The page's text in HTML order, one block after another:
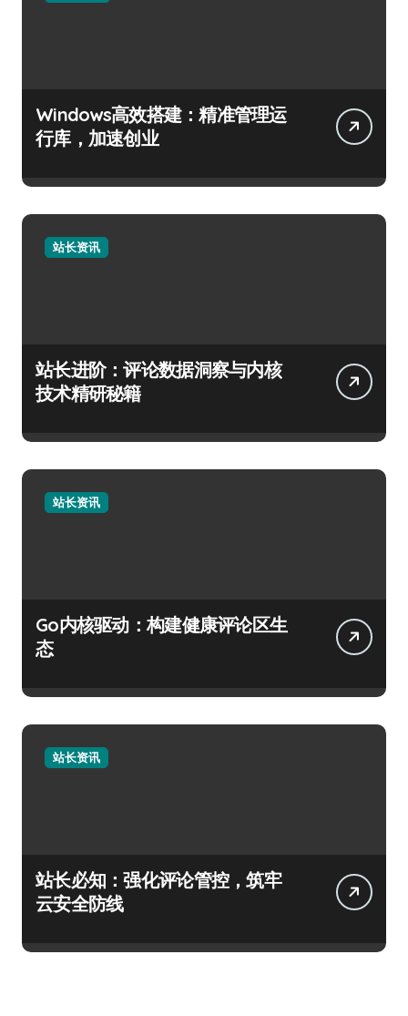
Windows高效搭建：精准管理运
行库，加速创业
站长资讯
站长进阶：评论数据洞察与内核
技术精研秘籍
站长资讯
Go内核驱动：构建健康评论区生
态
站长资讯
站长必知：强化评论管控，筑牢
云安全防线